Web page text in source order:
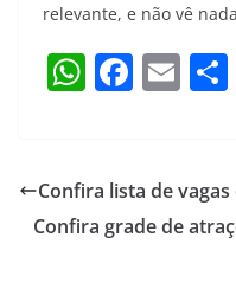
relevante, e não vê
W
s
A
F
e
b
E
l
Confira lista de
Confira grade de